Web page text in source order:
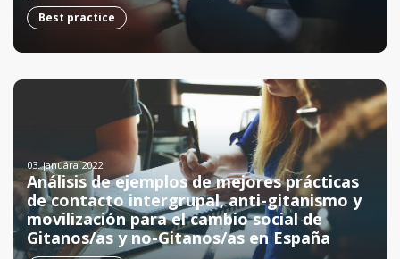
Best practice
03. januára 2022.
Análisis de ejemplos de mejores prácticas
de contacto intergrupal, anti-gitanismo y
movilización para el cambio social de
Gitanos/as y no-Gitanos/as en España